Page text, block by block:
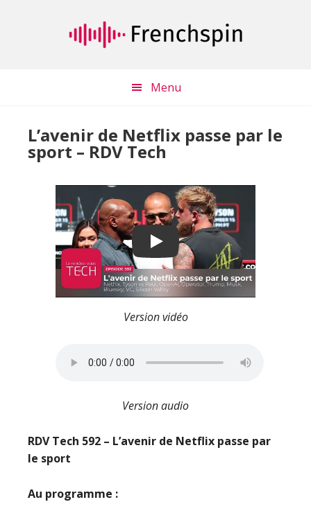
Menu
L’avenir de Netflix passe par le
sport – RDV Tech
Play
Version vidéo
Version audio
RDV Tech 592 – L’avenir de Netflix passe par
le sport
Au programme :